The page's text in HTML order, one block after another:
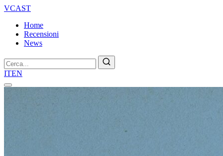
VCAST
Home
Recensioni
News
Cerca
ITEN